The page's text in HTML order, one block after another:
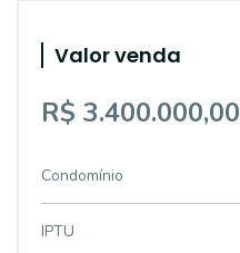
Valor venda
R$ 3.400.000,00
Condomínio
IPTU